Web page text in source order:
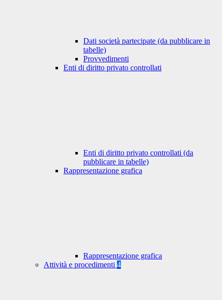
Dati società partecipate (da pubblicare in
tabelle)
Provvedimenti
Enti di diritto privato controllati
Enti di diritto privato controllati (da
pubblicare in tabelle)
Rappresentazione grafica
Rappresentazione grafica
Attività e procedimenti 4